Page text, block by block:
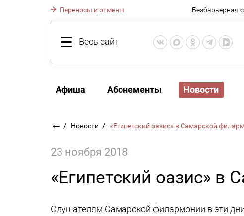
Переносы и отмены Безбарьерная
Весь сайт
Афиша Абонементы Новости
← / Новости / «Египетский оазис» в Самарской
23 ноября 2018
«Египетский оазис» в
Слушателям Самарской филармонии в эти